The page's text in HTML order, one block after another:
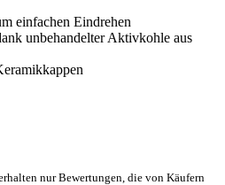
einfachen Eindrehen
unbehandelter Aktivkohle aus
nur Bewertungen, die von Käufern